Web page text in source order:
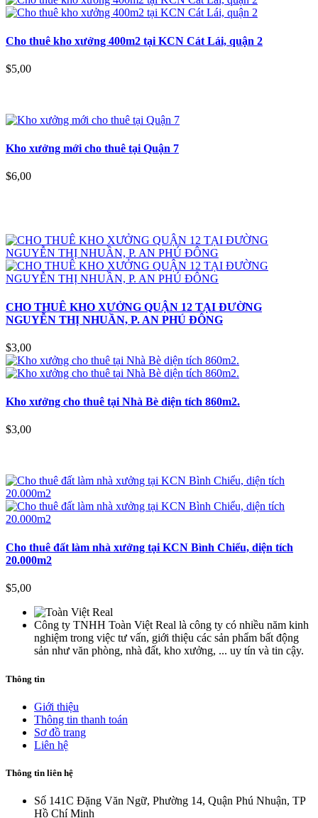
Cho thuê kho xưởng 400m2 tại KCN Cát Lái, quận 2
$5,00
Kho xưởng mới cho thuê tại Quận 7
$6,00
CHO THUÊ KHO XƯỞNG QUẬN 12 TẠI ĐƯỜNG
NGUYỄN THỊ NHUẦN, P. AN PHÚ ĐÔNG
$3,00
Kho xưởng cho thuê tại Nhà Bè diện tích 860m2.
$3,00
Cho thuê đất làm nhà xưởng tại KCN Bình Chiểu, diện tích
20.000m2
$5,00
Công ty TNHH Toàn Việt Real là công ty có nhiều năm kinh
nghiệm trong việc tư vấn, giới thiệu các sản phẩm bất động
sản như văn phòng, nhà đất, kho xưởng, ... uy tín và tin cậy.
Thông tin
Giới thiệu
Thông tin thanh toán
Sơ đồ trang
Liên hệ
Thông tin liên hệ
Số 141C Đặng Văn Ngữ, Phường 14, Quận Phú Nhuận, TP
Hồ Chí Minh